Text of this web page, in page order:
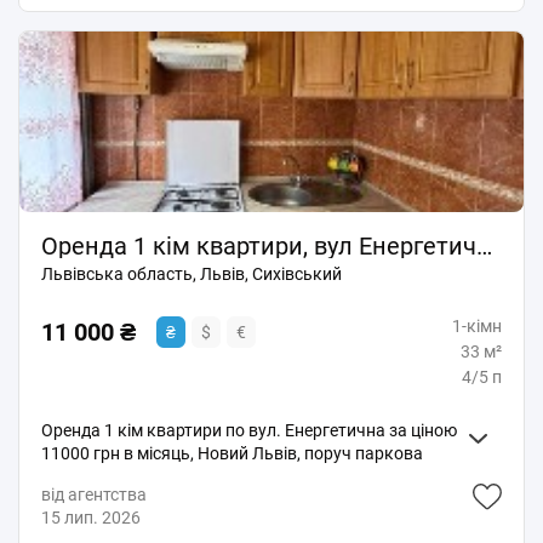
Оренда 1 кім квартири, вул Енергетична
Львівська область, Львів, Сихівський
11 000 ₴ ₴ $ €
1-кімн
33 м²
4/5 п
Оренда 1 кім квартири по вул. Енергетична за ціною
11000 грн в місяць, Новий Львів, поруч паркова
побутова техніка. Опалення центральне. Без тварин.
від агентства
15 лип. 2026